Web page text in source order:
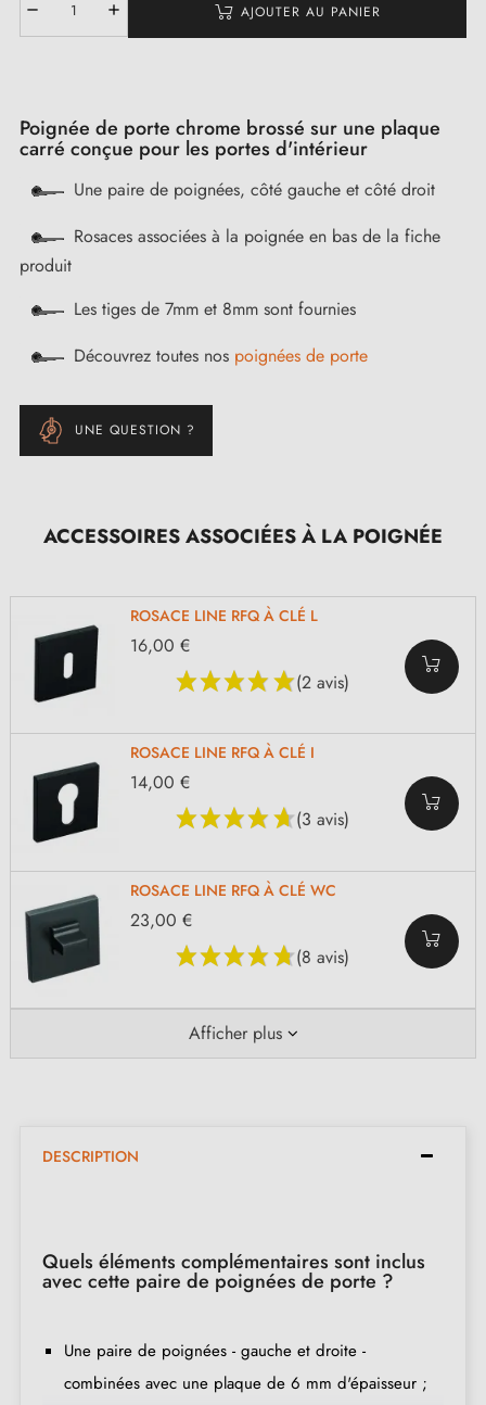
AJOUTER AU PANIER
Poignée de porte chrome brossé sur une plaque
carré conçue pour les portes d'intérieur
Une paire de poignées, côté gauche et côté droit
Rosaces associées à la poignée en bas de la fiche
produit
Les tiges de 7mm et 8mm sont fournies
Découvrez toutes nos poignées de porte
UNE QUESTION ?
ACCESSOIRES ASSOCIÉES À LA POIGNÉE
ROSACE LINE RFQ À CLÉ L
(2 avis)
16,00 €
ROSACE LINE RFQ À CLÉ I
(3 avis)
14,00 €
ROSACE LINE RFQ À CLÉ WC
(8 avis)
23,00 €
Afficher plus
DESCRIPTION
Quels éléments complémentaires sont inclus
avec cette paire de poignées de porte ?
Une paire de poignées - gauche et droite -
combinées avec une plaque de 6 mm d'épaisseur ;